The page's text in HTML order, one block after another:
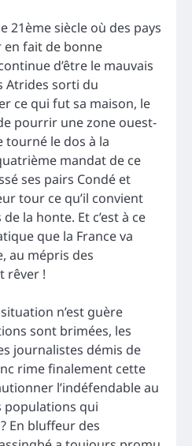
21ème siècle où des pays
en fait de bonne
d’être le mauvais
Atrides sorti du
ce qui fut sa maison, le
pourrir une zone ouest-
tourné le dos à la
mandat de ce
ses pairs Condé et
tour ce qu’il convient
la honte. Et c’est à ce
que la France va
au mépris des
rêver !
n’est guère
sont brimées, les
journalistes démis de
rime finalement cette
l’indéfendable au
populations qui
En bluffeur des